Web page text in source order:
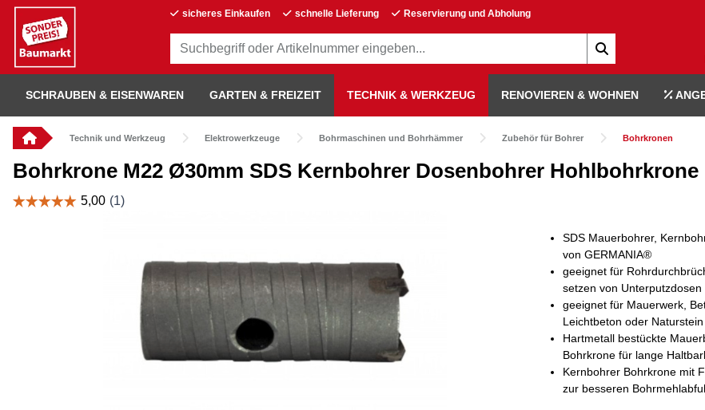
sicheres Einkaufen schnelle Lieferung Reservierung und Abholung
SCHRAUBEN & EISENWAREN GARTEN & FREIZEIT TECHNIK & WERKZEUG RENOVIEREN & WOHNEN
Technik und Werkzeug Elektrowerkzeuge Bohrmaschinen und Bohrhämmer Zubehör für Bohrer Bohrkronen
Bohrkrone M22 Ø30mm SDS Kernbohrer Dosenbohrer
SDS Mauerbohrer,
von GERMANIA®
geeignet für
setzen von Unterputzdosen
geeignet für Mauerwerk,
Leichtbeton oder Naturstein
Hartmetall bestückte
Bohrkrone für lange
Kernbohrer Bohrkrone mit
zur besseren